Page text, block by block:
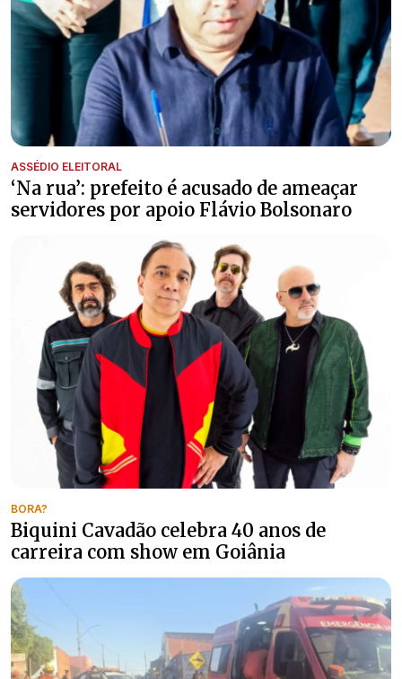
ASSÉDIO ELEITORAL
‘Na rua’: prefeito é acusado de ameaçar
servidores por apoio Flávio Bolsonaro
BORA?
Biquini Cavadão celebra 40 anos de
carreira com show em Goiânia